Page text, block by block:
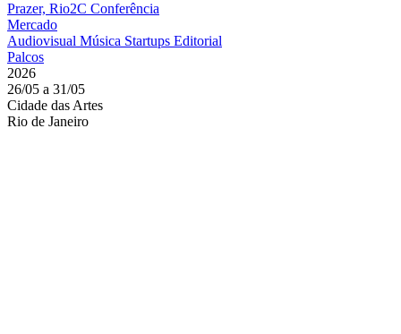
Prazer, Rio2C Conferência
Mercado
Audiovisual Música Startups Editorial
Palcos
2026
26/05 a 31/05
Cidade das Artes
Rio de Janeiro